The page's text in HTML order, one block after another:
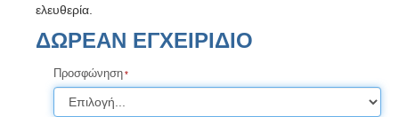
ελευθερία.
ΔΩΡΕΑΝ ΕΓΧΕΙΡΙΔΙΟ
Προσφώνηση